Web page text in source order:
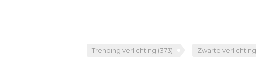
Trending verlichting (373) Zwarte verlichting